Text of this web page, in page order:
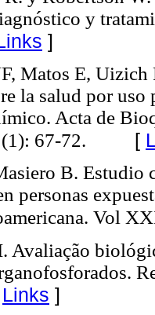
y
]
Matos E,
la salud por
Acta de
67-72.
[
B.
personas
Vol
Avaliação
Links ]